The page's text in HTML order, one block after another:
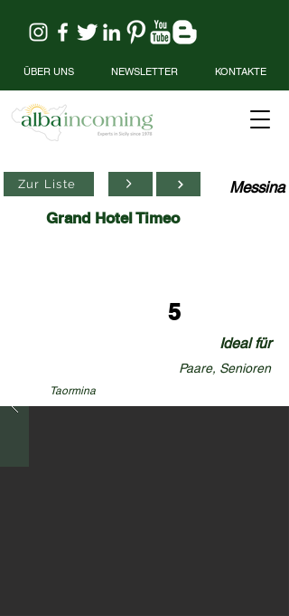
ÜBER UNS NEWSLETTER KONTAKTE
Zur Liste
Messina
Grand Hotel Timeo
5
Ideal für
Paare, Senioren
Taormina